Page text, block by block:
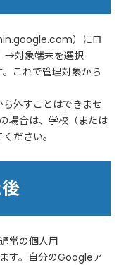
）にロ
→対象端末を選択
これで管理対象から
外すことはできませ
場合は、学校（または
ださい。
常の個人用
す。自分のGoogleア